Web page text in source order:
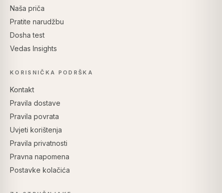
Naša priča
Pratite narudžbu
Dosha test
Vedas Insights
KORISNIČKA PODRŠKA
Kontakt
Pravila dostave
Pravila povrata
Uvjeti korištenja
Pravila privatnosti
Pravna napomena
Postavke kolačića